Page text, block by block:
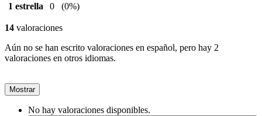
1 estrella
0 (0%)
14 valoraciones
Aún no se han escrito valoraciones en español, pero hay 2
valoraciones en otros idiomas.
Mostrar
No hay valoraciones disponibles.